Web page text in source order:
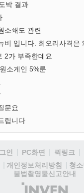
박 결과
소쇄도 관련
비 입니다. 회오리사격은
2가 부족한데요
소게인 5%룬
문요
립니다
인 PC화면 퀵링크
개인정보처리방침
청
불법촬영물신고안내
(주)